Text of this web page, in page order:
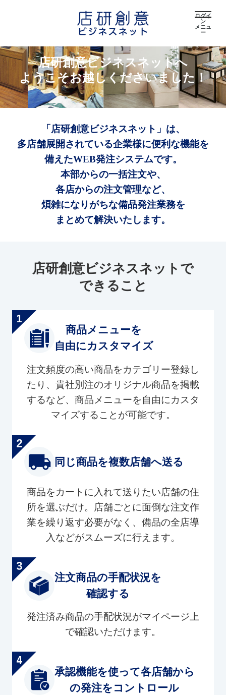
ログイ
ン
メニュ
ー
店研創意ビジネスネットへ
ようこそお越しくださいました！
「店研創意ビジネスネット」は、
多店舗展開されている企業様に便利な機能を
備えたWEB発注システムです。
本部からの一括注文や、
各店からの注文管理など、
煩雑になりがちな備品発注業務を
まとめて解決いたします。
店研創意ビジネスネットで
できること
商品メニューを
自由にカスタマイズ
注文頻度の高い商品をカテゴリー登録し
たり、貴社別注のオリジナル商品を掲載
するなど、商品メニューを自由にカスタ
マイズすることが可能です。
同じ商品を複数店舗へ送る
商品をカートに入れて送りたい店舗の住
所を選ぶだけ。店舗ごとに面倒な注文作
業を繰り返す必要がなく、備品の全店導
入などがスムーズに行えます。
注文商品の手配状況を
確認する
発注済み商品の手配状況がマイページ上
で確認いただけます。
承認機能を使って各店舗から
の発注をコントロール